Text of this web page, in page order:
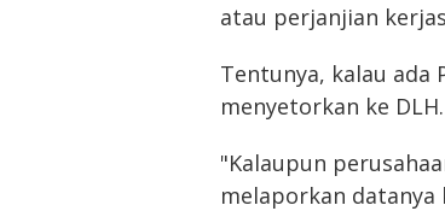
atau perjanjian
Tentunya, kalau ada
menyetorkan ke DLH.
"Kalaupun
melaporkan datanya